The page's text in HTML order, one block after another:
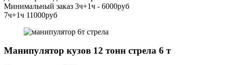
Минимальный заказ 3ч+1ч - 6000руб
7ч+1ч 11000руб
Манипулятор кузов 12 тонн стрела 6 т